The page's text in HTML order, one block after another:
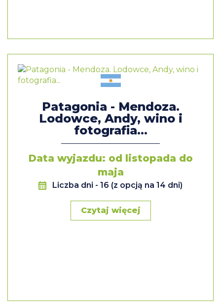
Patagonia - Mendoza.
Lodowce, Andy, wino i
fotografia...
Data wyjazdu: od listopada do
maja
Liczba dni - 16 (z opcją na 14 dni)
Czytaj więcej